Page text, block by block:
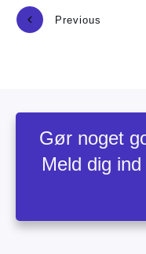
Previous
Gør noget
Meld dig